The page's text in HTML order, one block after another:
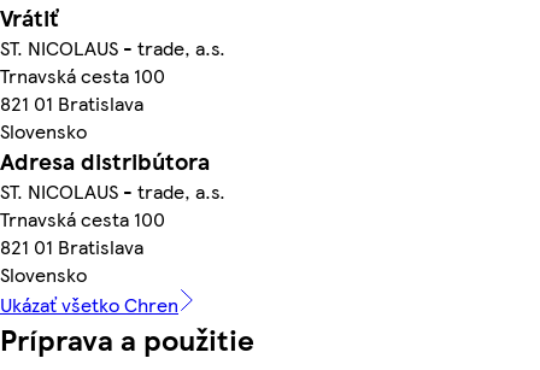
Vrátiť
ST. NICOLAUS - trade, a.s.
Trnavská cesta 100
821 01 Bratislava
Slovensko
Adresa distribútora
ST. NICOLAUS - trade, a.s.
Trnavská cesta 100
821 01 Bratislava
Slovensko
Ukázať všetko Chren
Príprava a použitie